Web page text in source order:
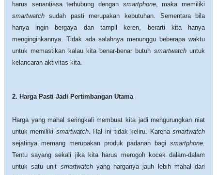
harus senantiasa terhubung dengan smartphone, maka memiliki
smartwatchsudah pasti merupakan kebutuhan. Sementara bila
hanya ingin bergaya dan tampil keren, berarti kita hanya
menginginkannya. Tidak ada salahnya menunggu beberapa waktu
untuk memastikan kalau kita benar-benar butuh smartwatchuntuk
kelancaran aktivitas kita.
2. Harga Pasti Jadi Pertimbangan Utama
Harga yang mahal seringkali membuat kita jadi mengurungkan niat
untuk memiliki smartwatch. Hal ini tidak keliru. Karenasmartwatch
sejatinya memang merupakan produk padanan bagismartphone.
Tentu sayang sekali jika kita harus merogoh kocek dalam-dalam
untuk satu unit smartwatch yang harganya jauh lebih mahal dari